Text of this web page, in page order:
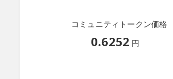
コミュニティトークン価格
0.6252 円